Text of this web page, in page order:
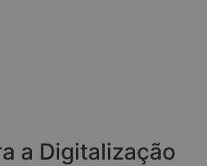
a Digitalização